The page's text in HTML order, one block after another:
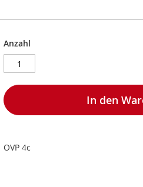
Anzahl
In den
OVP 4c